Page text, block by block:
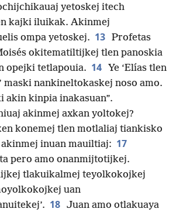
yetoskej itech
kajki iluikak. Akinmej
ompa yetoskej. 13 Profetas
okitematiltijkej tlen panoskia
opejki tetlapouia. 14
Ye ‘Elías tlen
maski nankineltokaskej noso amo.
akin kinpia inakasuan”.
akinmej axkan yoltokej?
konemej tlen motlaliaj tiankisko
inuan mauiltiaj: 17
pero amo onanmijtotijkej.
tlakuikalmej teyolkokojkej
uan
18 Juan amo otlakuaya